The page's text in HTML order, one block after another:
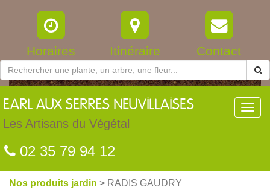
Horaires Itinéraire Contact
EARL AUX SERRES NEUVILLAISES
Les Artisans du Végétal
02 35 79 94 12
Nos produits jardin > RADIS GAUDRY